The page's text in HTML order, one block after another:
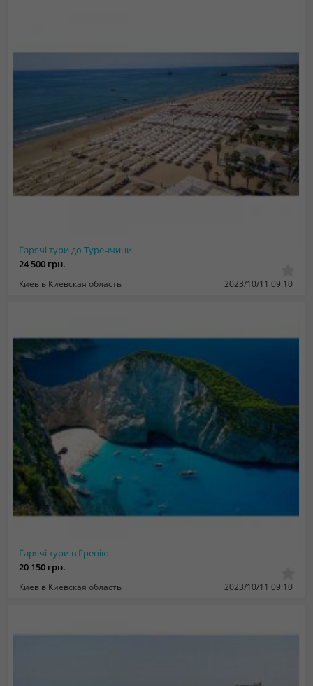
Гарячі тури до Туреччини
24 500 грн.
Киев в Киевская область 2023/10/11 09:10
Гарячі тури в Грецію
20 150 грн.
Киев в Киевская область 2023/10/11 09:10